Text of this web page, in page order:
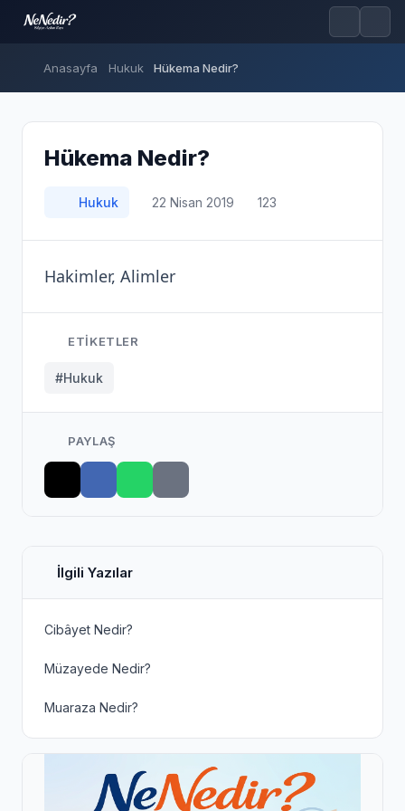
Anasayfa Hukuk Hükema Nedir?
Hükema Nedir?
Hukuk 22 Nisan 2019 123
Hakimler, Alimler
ETIKETLER
#Hukuk
PAYLAŞ
İlgili Yazılar
Cibâyet Nedir?
Müzayede Nedir?
Muaraza Nedir?